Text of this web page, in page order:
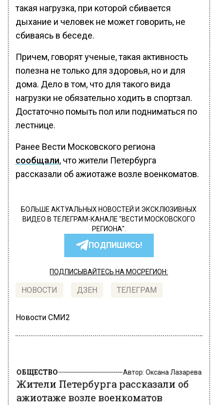
такая нагрузка, при которой сбивается
дыхание и человек не может говорить, не
сбиваясь в беседе.
Причем, говорят ученые, такая активность
полезна не только для здоровья, но и для
дома. Дело в том, что для такого вида
нагрузки не обязательно ходить в спортзал.
Достаточно помыть пол или подниматься по
лестнице.
Ранее Вести Московского региона
сообщали, что жители Петербурга
рассказали об ажиотаже возле военкоматов.
БОЛЬШЕ АКТУАЛЬНЫХ НОВОСТЕЙ И ЭКСКЛЮЗИВНЫХ
ВИДЕО В ТЕЛЕГРАМ-КАНАЛЕ "ВЕСТИ МОСКОВСКОГО
РЕГИОНА".
ПОДПИШИСЬ!
ПОДПИСЫВАЙТЕСЬ НА МОСРЕГИОН:
НОВОСТИ ДЗЕН ТЕЛЕГРАМ
Новости СМИ2
ОБЩЕСТВО Автор: Оксана Лазарева
Жители Петербурга рассказали об
ажиотаже возле военкоматов